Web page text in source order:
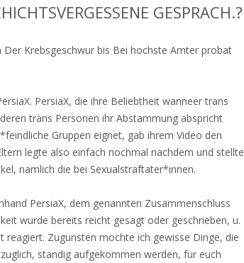
GESPRACH.?
Krebsgeschwur bis Bei hochste Amter probat
PersiaX, die ihre Beliebtheit wanneer trans
trans Personen ihr Abstammung abspricht
Gruppen eignet, gab ihrem Video den
legte also einfach nochmal nachdem und stellte
namlich die bei Sexualstraftater*innen.
PersiaX, dem genannten Zusammenschluss
wurde bereits reicht gesagt oder geschrieben, u.
reagiert. Zugunsten mochte ich gewisse Dinge, die
standig aufgekommen werden, fur euch